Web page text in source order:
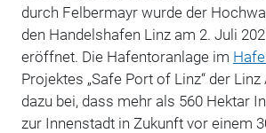
durch Felbermayr wurde der
den Handelshafen Linz am 2. Juli
eröffnet. Die Hafentoranlage im
Projektes „Safe Port of Linz“ der
dazu bei, dass mehr als 560 Hektar
zur Innenstadt in Zukunft vor einem